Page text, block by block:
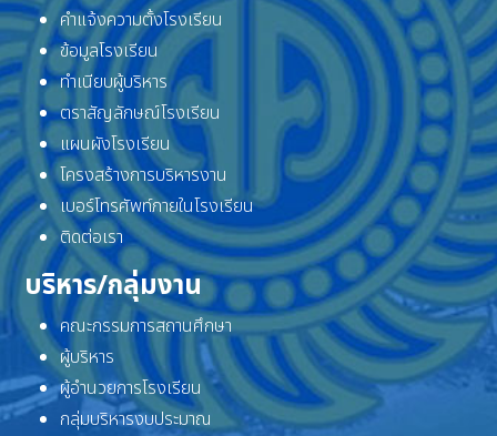
คำแจ้งความตั้งโรงเรียน
ข้อมูลโรงเรียน
ทำเนียบผู้บริหาร
ตราสัญลักษณ์โรงเรียน
แผนผังโรงเรียน
โครงสร้างการบริหารงาน
เบอร์โทรศัพท์ภายในโรงเรียน
ติดต่อเรา
บริหาร/กลุ่มงาน
คณะกรรมการสถานศึกษา
ผู้บริหาร
ผู้อำนวยการโรงเรียน
กลุ่มบริหารงบประมาณ